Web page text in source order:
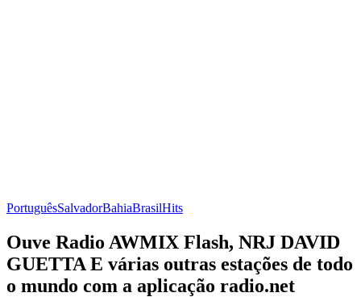
PortuguêsSalvadorBahiaBrasilHits
Ouve Radio AWMIX Flash, NRJ DAVID
GUETTA E várias outras estações de todo
o mundo com a aplicação radio.net